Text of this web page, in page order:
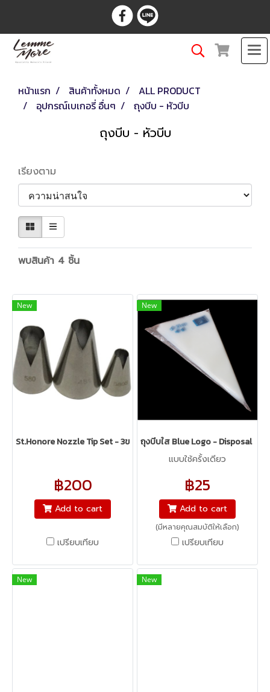
หน้าแรก สินค้าทั้งหมด
ALL PRODUCT
อุปกรณ์เบเกอรี่ อื่นๆ
ถุงบีบ - หัวบีบ
ถุงบีบ - หัวบีบ
เรียงตาม
พบสินค้า 4 ชิ้น
New
St.Honore Nozzle Tip Set - 3ขนาด
฿200
Add to cart
เปรียบเทียบ
New
ถุงบีบใส Blue Logo - Disposal
แบบใช้ครั้งเดียว
฿25
Add to cart
(มีหลายคุณสมบัติให้เลือก)
เปรียบเทียบ
New New